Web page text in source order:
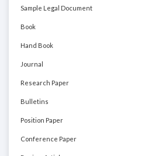
Sample Legal Document
Book
Hand Book
Journal
Research Paper
Bulletins
Position Paper
Conference Paper